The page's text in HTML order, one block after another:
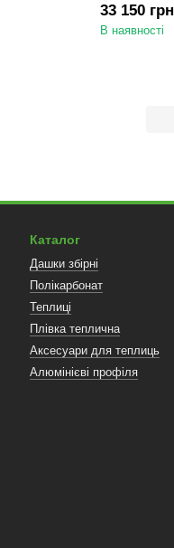
33 150 грн
В наявності
Каталог
Дашки збірні
Полікарбонат
Теплиці
Плівка теплична
Аксесуари для теплиць
Алюмінієві профіля